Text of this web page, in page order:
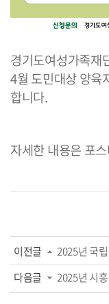
경기도여성가족재
4월 도민대상 양육
합니다.
자세한 내용은 포
이전글
2025년 국
다음글
2025년 시